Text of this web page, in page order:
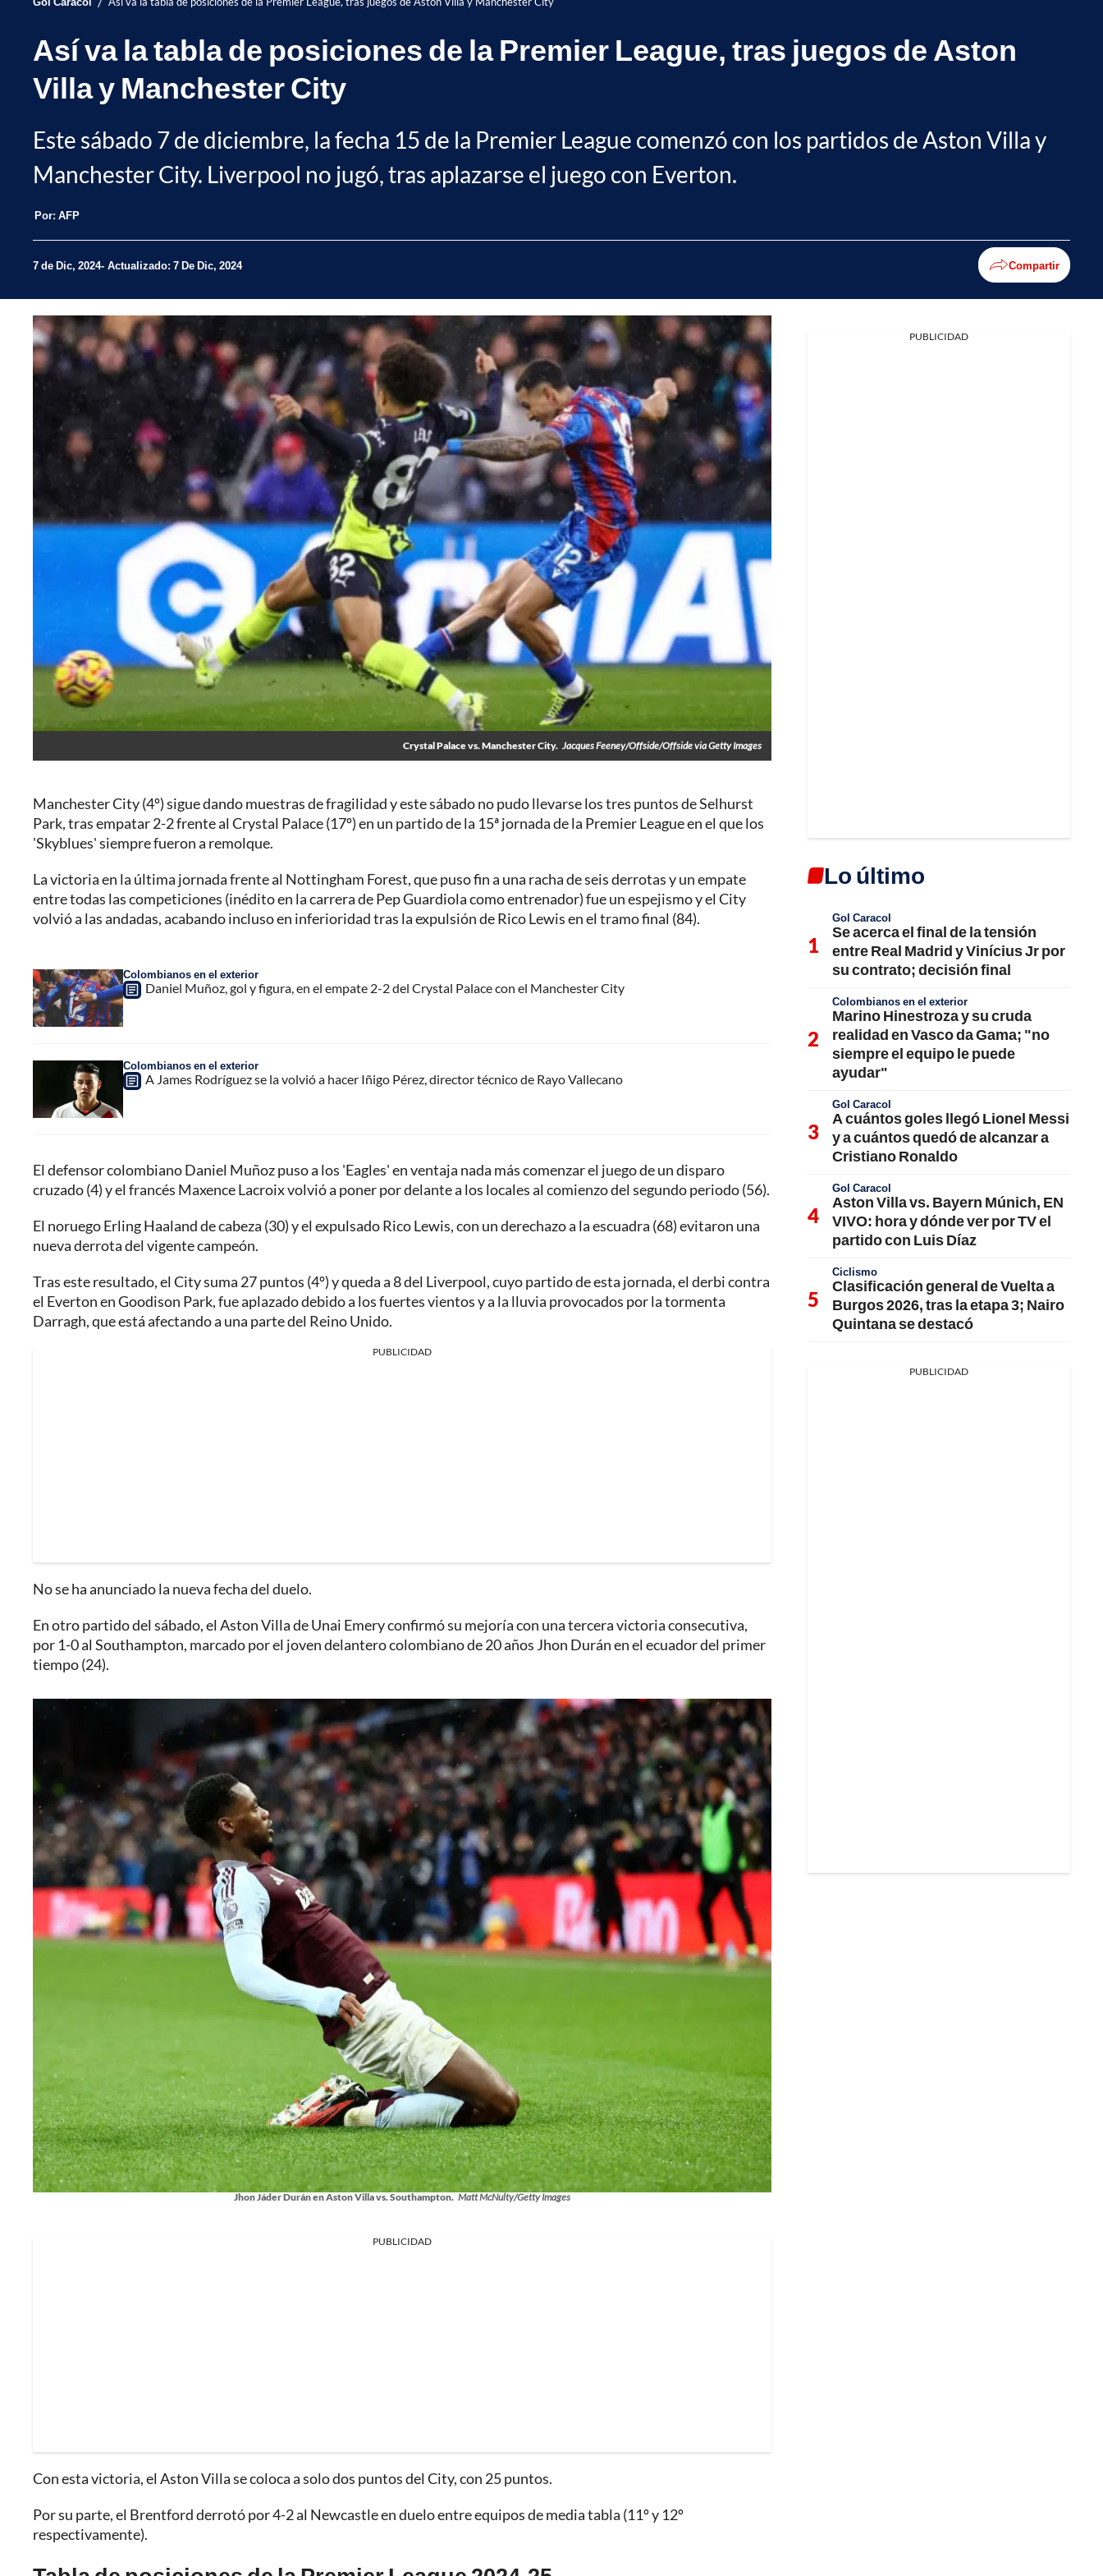
Así va la tabla de posiciones de la Premier League, tras juegos de Aston
Villa y Manchester City
Este sábado 7 de diciembre, la fecha 15 de la Premier League comenzó con los partidos de Aston Villa y
Manchester City. Liverpool no jugó, tras aplazarse el juego con Everton.
Por: AFP
7 de Dic, 2024 Actualizado: 7 De Dic, 2024 Compartir
Crystal Palace vs. Manchester City. Jacques Feeney/Offside/Offside via Getty Images
Manchester City (4º) sigue dando muestras de fragilidad y este sábado no pudo llevarse los tres puntos de Selhurst
Park, tras empatar 2-2 frente al Crystal Palace (17º) en un partido de la 15ª jornada de la Premier League en el que los
'Skyblues' siempre fueron a remolque.
La victoria en la última jornada frente al Nottingham Forest, que puso fin a una racha de seis derrotas y un empate
entre todas las competiciones (inédito en la carrera de Pep Guardiola como entrenador) fue un espejismo y el City
volvió a las andadas, acabando incluso en inferioridad tras la expulsión de Rico Lewis en el tramo final (84).
Colombianos en el exterior
Daniel Muñoz, gol y figura, en el empate 2-2 del Crystal Palace con el Manchester City
Colombianos en el exterior
A James Rodríguez se la volvió a hacer Iñigo Pérez, director técnico de Rayo Vallecano
El defensor colombiano Daniel Muñoz puso a los 'Eagles' en ventaja nada más comenzar el juego de un disparo
cruzado (4) y el francés Maxence Lacroix volvió a poner por delante a los locales al comienzo del segundo periodo (56).
El noruego Erling Haaland de cabeza (30) y el expulsado Rico Lewis, con un derechazo a la escuadra (68) evitaron una
nueva derrota del vigente campeón.
Tras este resultado, el City suma 27 puntos (4º) y queda a 8 del Liverpool, cuyo partido de esta jornada, el derbi contra
el Everton en Goodison Park, fue aplazado debido a los fuertes vientos y a la lluvia provocados por la tormenta
Darragh, que está afectando a una parte del Reino Unido.
PUBLICIDAD
No se ha anunciado la nueva fecha del duelo.
En otro partido del sábado, el Aston Villa de Unai Emery confirmó su mejoría con una tercera victoria consecutiva,
por 1-0 al Southampton, marcado por el joven delantero colombiano de 20 años Jhon Durán en el ecuador del primer
tiempo (24).
Jhon Jáder Durán en Aston Villa vs. Southampton. Matt McNulty/Getty Images
PUBLICIDAD
Con esta victoria, el Aston Villa se coloca a solo dos puntos del City, con 25 puntos.
Por su parte, el Brentford derrotó por 4-2 al Newcastle en duelo entre equipos de media tabla (11º y 12º
respectivamente).
PUBLICIDAD
Lo último
Gol Caracol
Se acerca el final de la tensión
entre Real Madrid y Vinícius Jr por
su contrato; decisión final
Colombianos en el exterior
Marino Hinestroza y su cruda
realidad en Vasco da Gama; "no
siempre el equipo le puede
ayudar"
Gol Caracol
A cuántos goles llegó Lionel Messi
y a cuántos quedó de alcanzar a
Cristiano Ronaldo
Gol Caracol
Aston Villa vs. Bayern Múnich, EN
VIVO: hora y dónde ver por TV el
partido con Luis Díaz
Ciclismo
Clasificación general de Vuelta a
Burgos 2026, tras la etapa 3; Nairo
Quintana se destacó
PUBLICIDAD